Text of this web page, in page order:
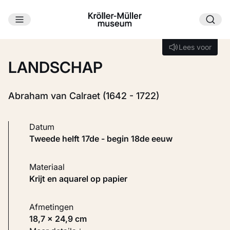
Ga naar hoofdinhoud
Lees voor
Lees voor
LANDSCHAP
Abraham van Calraet (1642 - 1722)
Datum
tweede helft 17de - begin 18de eeuw
Materiaal
Krijt en aquarel op papier
Afmetingen
18,7 × 24,9 cm